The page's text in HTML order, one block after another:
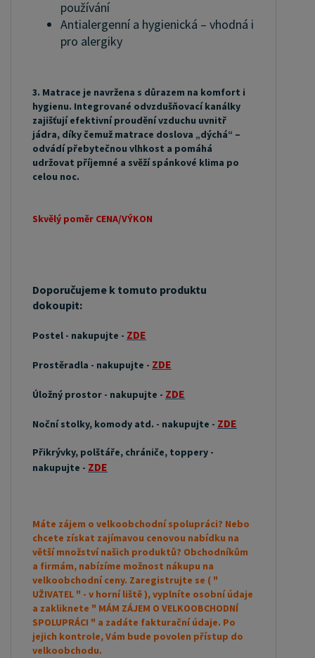
používání
Antialergenní a hygienická – vhodná i
pro alergiky
3. Matrace je navržena s důrazem na komfort i
hygienu. Integrované odvzdušňovací kanálky
zajišťují efektivní proudění vzduchu uvnitř
jádra, díky čemuž matrace doslova „dýchá“ –
odvádí přebytečnou vlhkost a pomáhá
udržovat příjemné a svěží spánkové klima po
celou noc.
Skvělý poměr CENA/VÝKON
Doporučujeme k tomuto produktu
dokoupit:
Postel - nakupujte - ZDE
Prostěradla - nakupujte - ZDE
Úložný prostor - nakupujte - ZDE
Noční stolky, komody atd. - nakupujte - ZDE
Přikrývky, polštáře, chrániče, toppery -
nakupujte - ZDE
Máte zájem o velkoobchodní spolupráci? Nebo
chcete získat zajímavou cenovou nabídku na
větší množství našich produktů? Obchodníkům
a firmám, nabízíme možnost nákupu na
velkoobchodní ceny. Zaregistrujte se ( "
UŽIVATEL " - v horní liště ), vyplníte osobní údaje
a zakliknete " MÁM ZÁJEM O VELKOOBCHODNÍ
SPOLUPRÁCI " a zadáte fakturační údaje. Po
jejich kontrole, Vám bude povolen přístup do
velkoobchodu.